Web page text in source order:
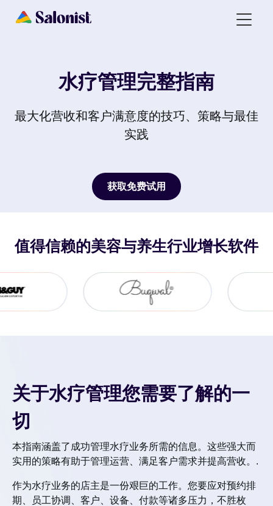
水疗管理完整指南
最大化营收和客户满意度的技巧、策略与最佳
实践
获取免费试用
值得信赖的美容与养生行业增长软件
关于水疗管理您需要了解的一
切
本指南涵盖了成功管理水疗业务所需的信息。这些强大而
实用的策略有助于管理运营、满足客户需求并提高营收。.
作为水疗业务的店主是一份艰巨的工作。您要应对预约排
期、员工协调、客户、设备、付款等诸多压力，不胜枚